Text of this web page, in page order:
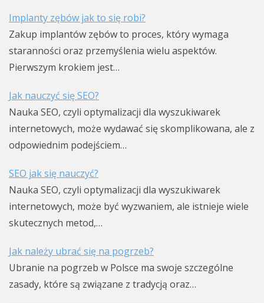
Implanty zębów jak to się robi?
Zakup implantów zębów to proces, który wymaga
staranności oraz przemyślenia wielu aspektów.
Pierwszym krokiem jest…
Jak nauczyć się SEO?
Nauka SEO, czyli optymalizacji dla wyszukiwarek
internetowych, może wydawać się skomplikowana, ale z
odpowiednim podejściem…
SEO jak się nauczyć?
Nauka SEO, czyli optymalizacji dla wyszukiwarek
internetowych, może być wyzwaniem, ale istnieje wiele
skutecznych metod,…
Jak należy ubrać się na pogrzeb?
Ubranie na pogrzeb w Polsce ma swoje szczególne
zasady, które są związane z tradycją oraz…